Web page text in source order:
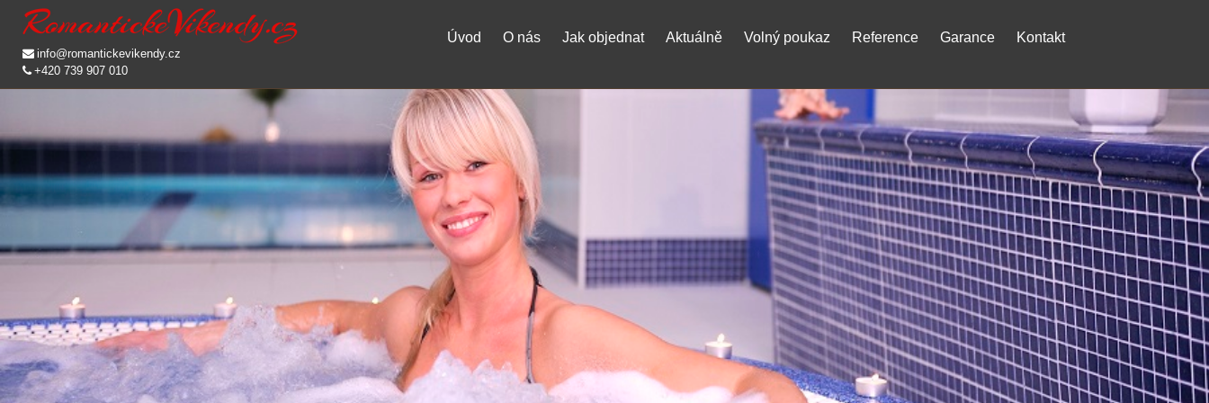
info@romantickevikendy.cz
+420 739 907 010
Úvod O nás Jak objednat Aktuálně Volný poukaz Reference Garance Kontakt